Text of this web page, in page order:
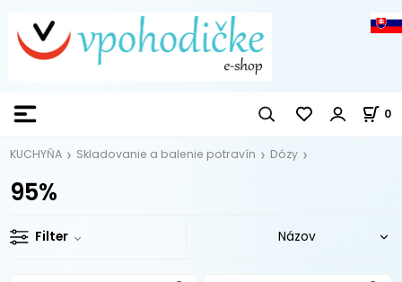
0
KUCHYŇA Skladovanie a balenie potravín Dózy
95%
Filter